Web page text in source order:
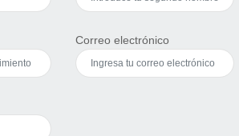
Correo electrónico